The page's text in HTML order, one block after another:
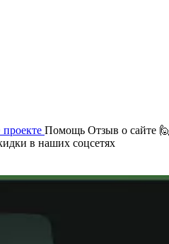
Помощь Отзыв о сайте 🙋
в наших соцсетях